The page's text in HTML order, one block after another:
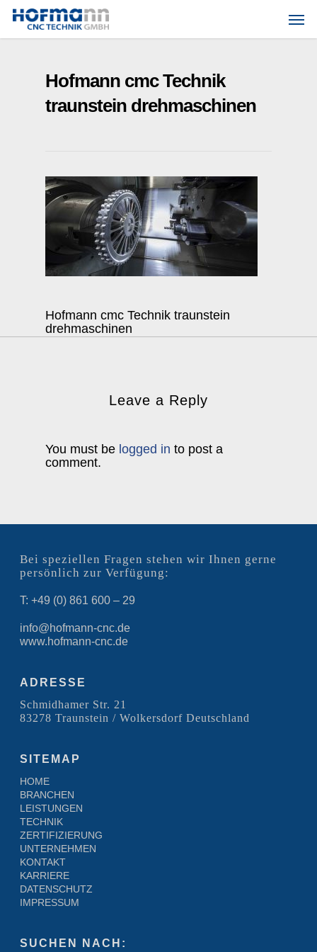
Skip
Hofmann cmc Technik
traunstein drehmaschinen
Hofmann cmc Technik traunstein
drehmaschinen
Leave a Reply
You must be logged in to post a
comment.
Bei speziellen Fragen stehen wir Ihnen gerne
persönlich zur Verfügung:
T: +49 (0) 861 600 – 29
info@hofmann-cnc.de
www.hofmann-cnc.de
ADRESSE
Schmidhamer Str. 21
83278 Traunstein / Wolkersdorf Deutschland
SITEMAP
HOME
BRANCHEN
LEISTUNGEN
TECHNIK
ZERTIFIZIERUNG
UNTERNEHMEN
KONTAKT
KARRIERE
DATENSCHUTZ
IMPRESSUM
SUCHEN NACH: